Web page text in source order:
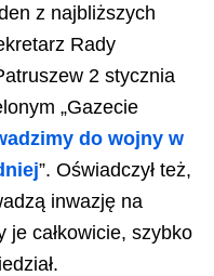
z najbliższych
Rady
2 stycznia
„Gazecie
do wojny w
”. Oświadczył też,
inwazję na
je całkowicie, szybko